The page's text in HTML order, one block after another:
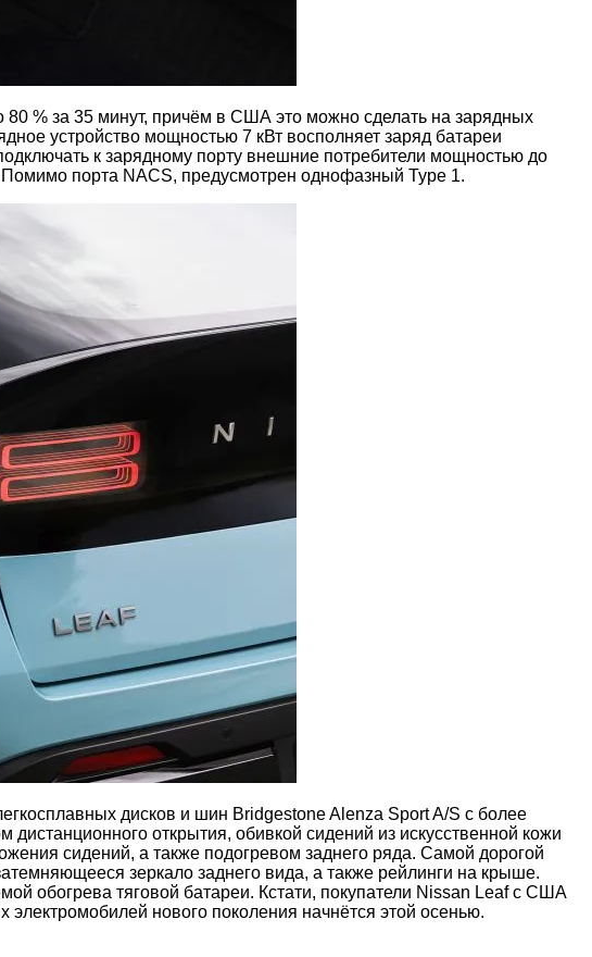
80 % за 35 минут, причём в США это можно сделать на зарядных
устройство мощностью 7 кВт восполняет заряд батареи
к зарядному порту внешние потребители мощностью до
Помимо порта NACS, предусмотрен однофазный Type 1.
дисков и шин Bridgestone Alenza Sport A/S с более
открытия, обивкой сидений из искусственной кожи
сидений, а также подогревом заднего ряда. Самой дорогой
зеркало заднего вида, а также рейлинги на крыше.
обогрева тяговой батареи. Кстати, покупатели Nissan Leaf с США
нового поколения начнётся этой осенью.